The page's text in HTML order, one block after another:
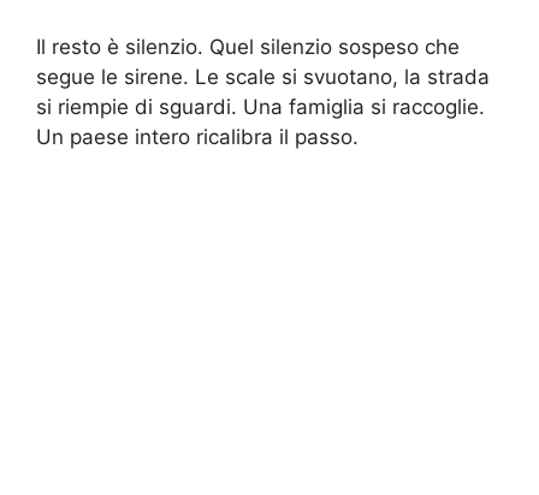
Il resto è silenzio. Quel silenzio sospeso che
segue le sirene. Le scale si svuotano, la strada
si riempie di sguardi. Una famiglia si raccoglie.
Un paese intero ricalibra il passo.